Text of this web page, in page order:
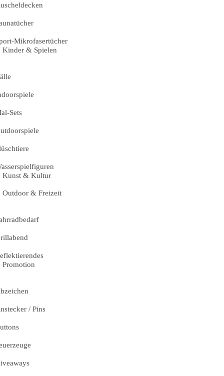
Mikrofasertücher
Kinder & Spielen
Sets
Kunst & Kultur
Outdoor & Freizeit
Promotion
/ Pins